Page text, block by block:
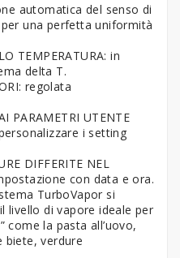
automatica del senso di
una perfetta uniformità
TEMPERATURA: in
delta T.
regolata
PARAMETRI UTENTE
i setting
DIFFERITE NEL
con data e ora.
TurboVapor si
livello di vapore ideale per
come la pasta all’uovo,
biete, verdure